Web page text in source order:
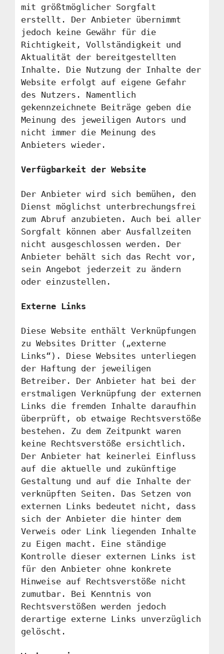
mit größtmöglicher Sorgfalt
erstellt. Der Anbieter übernimmt
jedoch keine Gewähr für die
Richtigkeit, Vollständigkeit und
Aktualität der bereitgestellten
Inhalte. Die Nutzung der Inhalte der
Website erfolgt auf eigene Gefahr
des Nutzers. Namentlich
gekennzeichnete Beiträge geben die
Meinung des jeweiligen Autors und
nicht immer die Meinung des
Anbieters wieder.
Verfügbarkeit der Website
Der Anbieter wird sich bemühen, den
Dienst möglichst unterbrechungsfrei
zum Abruf anzubieten. Auch bei aller
Sorgfalt können aber Ausfallzeiten
nicht ausgeschlossen werden. Der
Anbieter behält sich das Recht vor,
sein Angebot jederzeit zu ändern
oder einzustellen.
Externe Links
Diese Website enthält Verknüpfungen
zu Websites Dritter („externe
Links“). Diese Websites unterliegen
der Haftung der jeweiligen
Betreiber. Der Anbieter hat bei der
erstmaligen Verknüpfung der externen
Links die fremden Inhalte daraufhin
überprüft, ob etwaige Rechtsverstöße
bestehen. Zu dem Zeitpunkt waren
keine Rechtsverstöße ersichtlich.
Der Anbieter hat keinerlei Einfluss
auf die aktuelle und zukünftige
Gestaltung und auf die Inhalte der
verknüpften Seiten. Das Setzen von
externen Links bedeutet nicht, dass
sich der Anbieter die hinter dem
Verweis oder Link liegenden Inhalte
zu Eigen macht. Eine ständige
Kontrolle dieser externen Links ist
für den Anbieter ohne konkrete
Hinweise auf Rechtsverstöße nicht
zumutbar. Bei Kenntnis von
Rechtsverstößen werden jedoch
derartige externe Links unverzüglich
gelöscht.